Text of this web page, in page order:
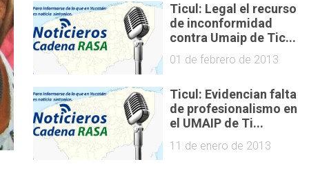
Ticul: Legal el recurso
de inconformidad
contra Umaip de Tic...
01 de febrero de 2013
Ticul: Evidencian falta
de profesionalismo en
el UMAIP de Ti...
11 de enero de 2013